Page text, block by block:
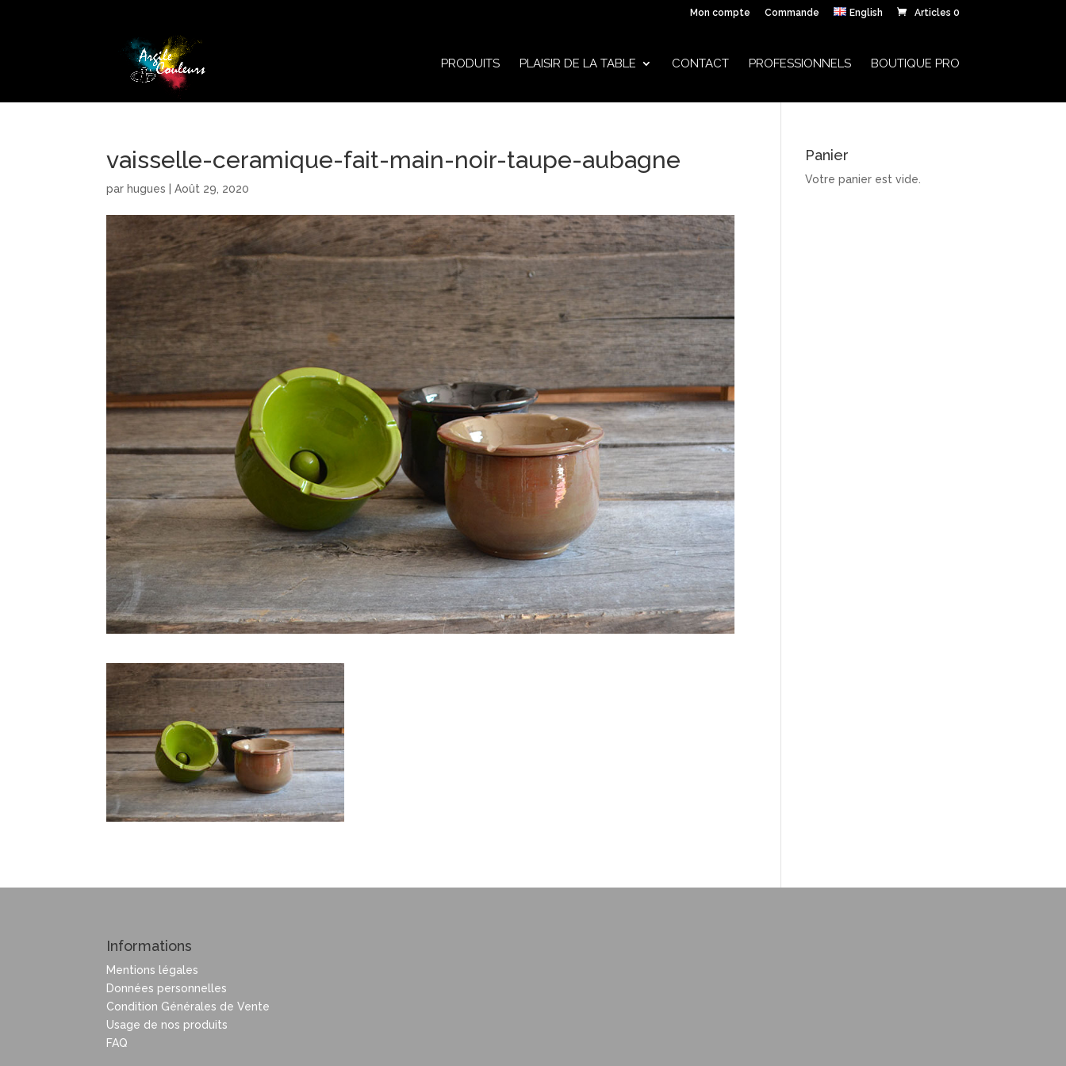
Mon compte Commande English Articles 0
PRODUITS PLAISIR DE LA TABLE CONTACT PROFESSIONNELS BOUTIQUE PRO
vaisselle-ceramique-fait-main-noir-taupe-aubagne
par hugues |Août 29, 2020
Panier
Votre panier est vide.
Informations
Mentions légales
Données personnelles
Condition Générales de Vente
Usage de nos produits
FAQ